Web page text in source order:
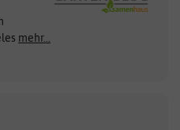
Clever Pots
COMPO
mehr...